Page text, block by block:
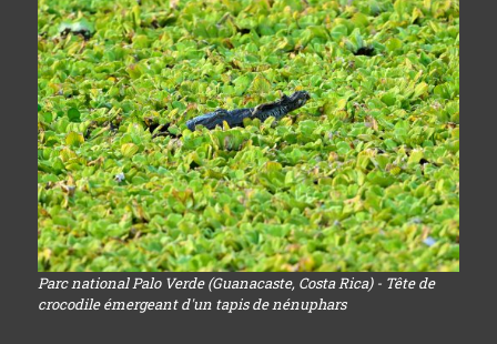
Parc national Palo Verde (Guanacaste, Costa Rica) - Tête de
crocodile émergeant d'un tapis de nénuphars